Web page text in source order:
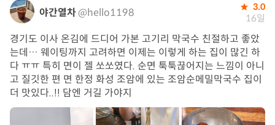
야간열차@hello1198 3.0
16일
경기도 이사 온김에 드디어 가본 고기리 막국수 친절하고 좋았
는데… 웨이팅까지 고려하면 이제는 이렇게 하는 집이 많긴 하
다 ㅠㅠ 특히 면이 젤 쏘쏘였다. 순면 툭툭끊어지는 느낌이 아니
고 질깃한 편 면 한정 화성 조암에 있는 조암순메밀막국수 집이
더 맛있다..!! 담엔 거길 가야지